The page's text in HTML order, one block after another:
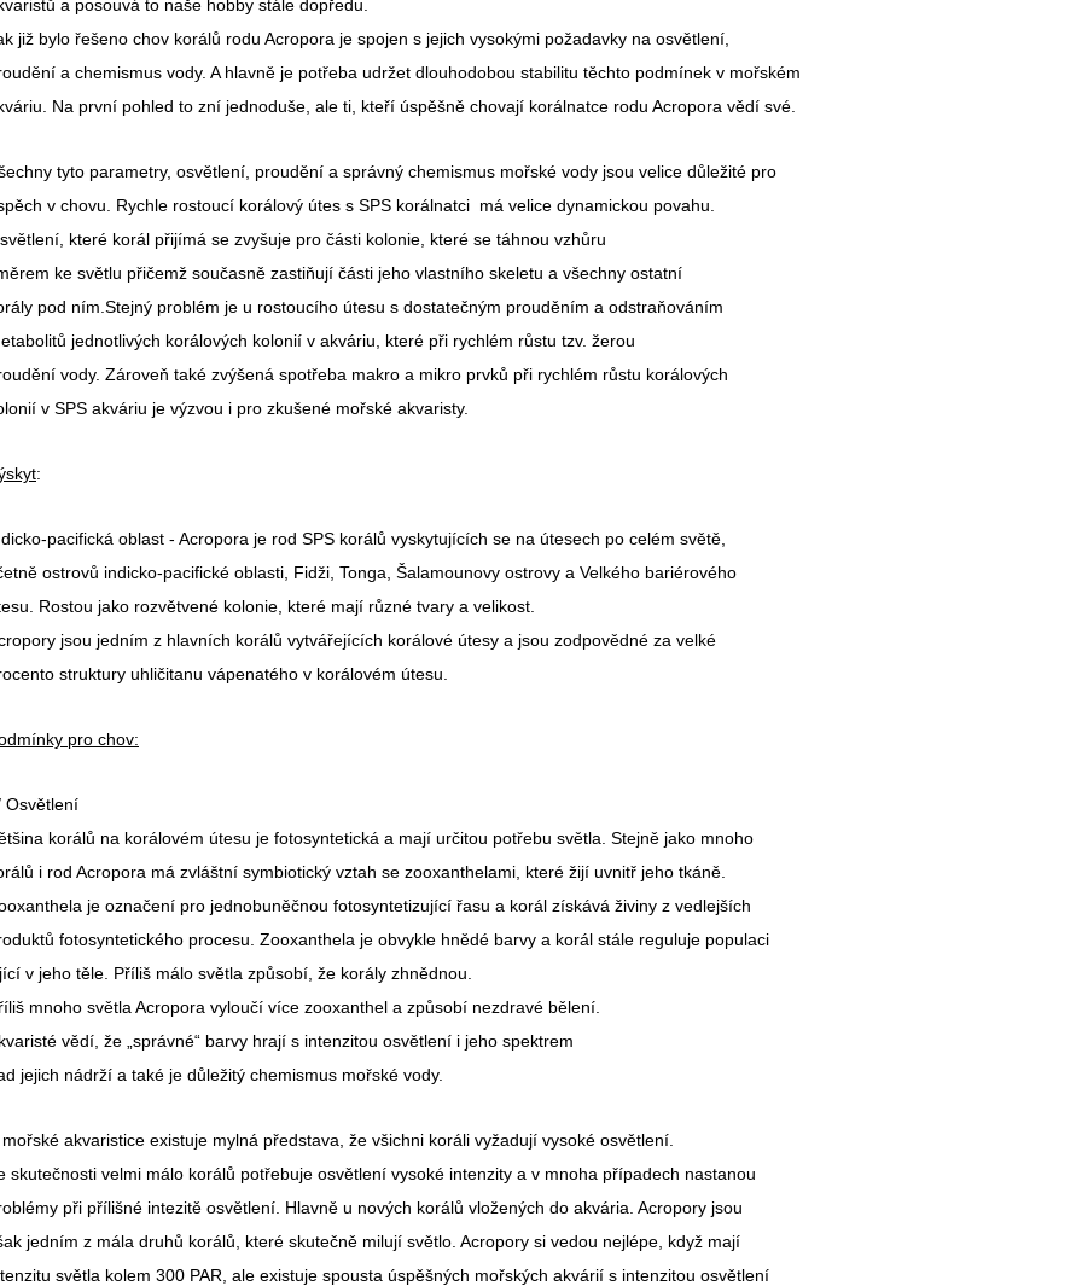
a posouvá to naše hobby stále dopředu.
již bylo řešeno chov korálů rodu Acropora je spojen s jejich vysokými požadavky na osvětlení,
a chemismus vody. A hlavně je potřeba udržet dlouhodobou stabilitu těchto podmínek v mořském
Na první pohled to zní jednoduše, ale ti, kteří úspěšně chovají korálnatce rodu Acropora vědí své.
tyto parametry, osvětlení, proudění a správný chemismus mořské vody jsou velice důležité pro
v chovu. Rychle rostoucí korálový útes s SPS korálnatci má velice dynamickou povahu.
které korál přijímá se zvyšuje pro části kolonie, které se táhnou vzhůru
ke světlu přičemž současně zastiňují části jeho vlastního skeletu a všechny ostatní
pod ním.Stejný problém je u rostoucího útesu s dostatečným prouděním a odstraňováním
jednotlivých korálových kolonií v akváriu, které při rychlém růstu tzv. žerou
vody. Zároveň také zvýšená spotřeba makro a mikro prvků při rychlém růstu korálových
v SPS akváriu je výzvou i pro zkušené mořské akvaristy.
:
pacifická oblast - Acropora je rod SPS korálů vyskytujících se na útesech po celém světě,
ostrovů indicko-pacifické oblasti, Fidži, Tonga, Šalamounovy ostrovy a Velkého bariérového
Rostou jako rozvětvené kolonie, které mají různé tvary a velikost.
jsou jedním z hlavních korálů vytvářejících korálové útesy a jsou zodpovědné za velké
struktury uhličitanu vápenatého v korálovém útesu.
pro chov:
Osvětlení
korálů na korálovém útesu je fotosyntetická a mají určitou potřebu světla. Stejně jako mnoho
i rod Acropora má zvláštní symbiotický vztah se zooxanthelami, které žijí uvnitř jeho tkáně.
je označení pro jednobuněčnou fotosyntetizující řasu a korál získává živiny z vedlejších
fotosyntetického procesu. Zooxanthela je obvykle hnědé barvy a korál stále reguluje populaci
v jeho těle. Příliš málo světla způsobí, že korály zhnědnou.
mnoho světla Acropora vyloučí více zooxanthel a způsobí nezdravé bělení.
vědí, že „správné“ barvy hrají s intenzitou osvětlení i jeho spektrem
jejich nádrží a také je důležitý chemismus mořské vody.
akvaristice existuje mylná představa, že všichni koráli vyžadují vysoké osvětlení.
skutečnosti velmi málo korálů potřebuje osvětlení vysoké intenzity a v mnoha případech nastanou
při přílišné intezitě osvětlení. Hlavně u nových korálů vložených do akvária. Acropory jsou
jedním z mála druhů korálů, které skutečně milují světlo. Acropory si vedou nejlépe, když mají
světla kolem 300 PAR, ale existuje spousta úspěšných mořských akvárií s intenzitou osvětlení